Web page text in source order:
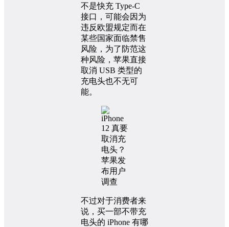
不是快充 Type-C
接口，可能会因为
违反欧盟规定而在
某些国家面临禁售
风险，为了防范这
种风险，苹果直接
取消 USB 类型的
充电头也不无可
能。
不过对于消费者来
说，买一部不带充
电头的 iPhone 有哪